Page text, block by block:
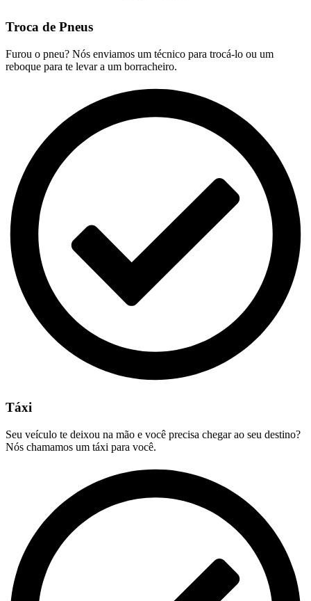
Troca de Pneus
Furou o pneu? Nós enviamos um técnico para trocá-lo ou um
reboque para te levar a um borracheiro.
Táxi
Seu veículo te deixou na mão e você precisa chegar ao seu destino?
Nós chamamos um táxi para você.